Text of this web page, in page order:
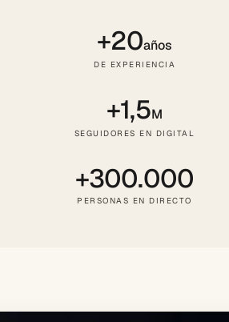
+20años
DE EXPERIENCIA
+1,5M
SEGUIDORES EN DIGITAL
+300.000
PERSONAS EN DIRECTO